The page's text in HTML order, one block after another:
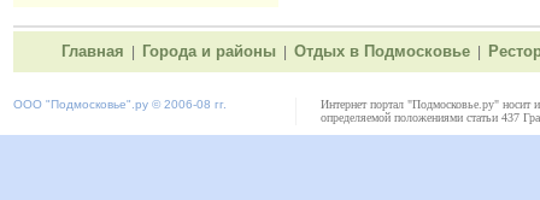
Главная Города и районы Отдых в Подмосковье
ООО "Подмосковье" .ру © 2006-08 гг.
Интернет портал "Подмосковье.ру" носит
определяемой положениями статьи 437